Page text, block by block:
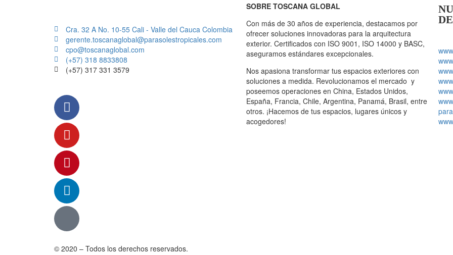
Cra. 32 A No. 10-55 Cali - Valle del Cauca Colombia
gerente.toscanaglobal@parasolestropicales.com
cpo@toscanaglobal.com
(+57) 318 8833808
(+57) 317 331 3579
SOBRE TOSCANA GLOBAL
Con más de 30 años de experiencia, destacamos por
ofrecer soluciones innovadoras para la arquitectura
exterior. Certificados con ISO 9001, ISO 14000 y BASC,
aseguramos estándares excepcionales.
Nos apasiona transformar tus espacios exteriores con
soluciones a medida. Revolucionamos el mercado y
poseemos operaciones en China, Estados Unidos,
España, Francia, Chile, Argentina, Panamá, Brasil, entre
otros. ¡Hacemos de tus espacios, lugares únicos y
acogedores!
© 2020 – Todos los derechos reservados.